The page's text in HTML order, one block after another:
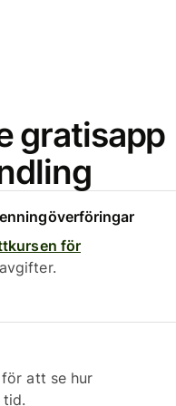
gratisapp
för
att se hur
tid.